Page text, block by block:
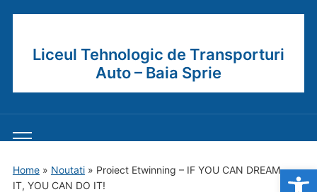
Liceul Tehnologic de Transporturi
Auto – Baia Sprie
Toggle
menu
Home» Noutati» Proiect Etwinning – IF YOU CAN DREAM
IT, YOU CAN DO IT!